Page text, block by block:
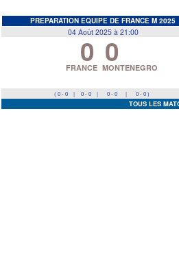
PREPARATION EQUIPE DE FRANCE M 2025
04 Août 2025 à 21:00
0
FRANCE 0
MONTENEGRO
( 0 - 0 | 0 - 0 | 0 - 0 | 0 - 0 )
TOUS LES